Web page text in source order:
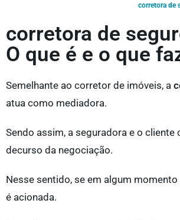
corretora de
corretora de
O que é e o que
Semelhante ao corretor de imóveis, a
atua como mediadora.
Sendo assim, a seguradora e o
decurso da negociação.
Nesse sentido, se em algum
é acionada.